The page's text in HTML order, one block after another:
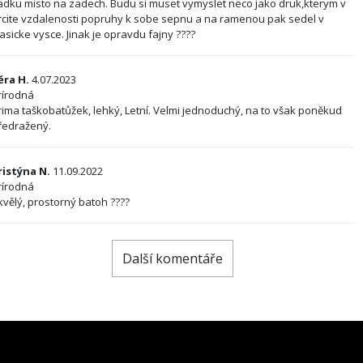
misto na zadech. Budu si muset vymyslet neco jako druk,kterym v
vzdalenosti popruhy k sobe sepnu a na ramenou pak sedel v
vysce. Jinak je opravdu fajny ????
H. 4.07.2023
taškobatůžek, lehký, Letní. Velmi jednoduchý, na to však poněkud
N. 11.09.2022
prostorný batoh ????
Další komentáře